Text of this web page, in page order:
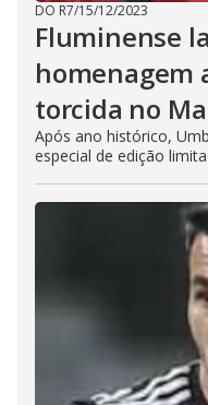
DO R7/15/12/2023
Fluminense
homenagem
torcida no
Após ano histórico,
especial de edição